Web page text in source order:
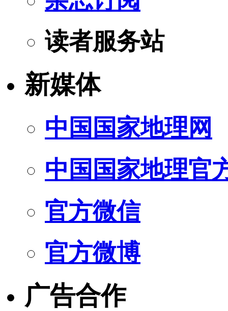
读者服务站
新媒体
中国国家地理网
中国国家地理官
官方微信
官方微博
广告合作